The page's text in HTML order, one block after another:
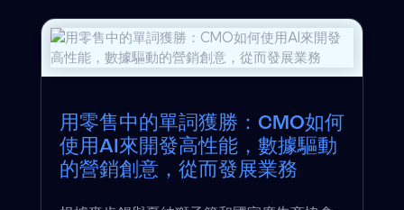
用零售中的單詞獲勝：CMO如何
使用AI來開發高性能，數據驅動
的營銷創意，從而發展業務